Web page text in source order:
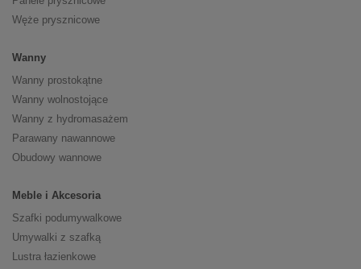
Węże prysznicowe
Wanny
Wanny prostokątne
Wanny wolnostojące
Wanny z hydromasażem
Parawany nawannowe
Obudowy wannowe
Meble i Akcesoria
Szafki podumywalkowe
Umywalki z szafką
Lustra łazienkowe